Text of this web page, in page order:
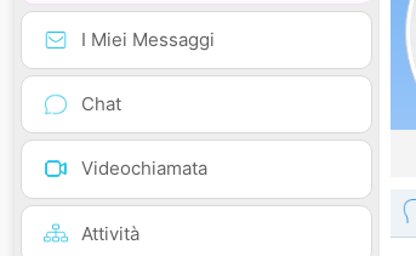
I Miei Messaggi
Chat
Videochiamata
Attività